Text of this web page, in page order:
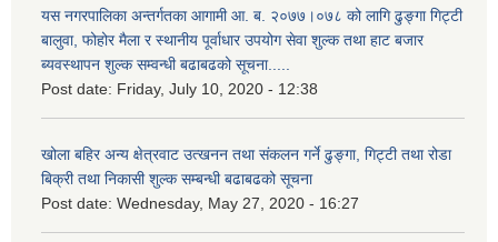
यस नगरपालिका अन्तर्गतका आगामी आ. ब. २०७७।०७८ को लागि ढुङ्गा गिट्टी
बालुवा, फोहोर मैला र स्थानीय पूर्वाधार उपयोग सेवा शुल्क तथा हाट बजार
ब्यवस्थापन शुल्क सम्वन्धी बढाबढको सूचना.....
Post date: Friday, July 10, 2020 - 12:38
खोला बहिर अन्य क्षेत्रवाट उत्खनन तथा संकलन गर्ने ढुङ्गा, गिट्टी तथा रोडा
बिक्री तथा निकासी शुल्क सम्बन्धी बढाबढको सूचना
Post date: Wednesday, May 27, 2020 - 16:27